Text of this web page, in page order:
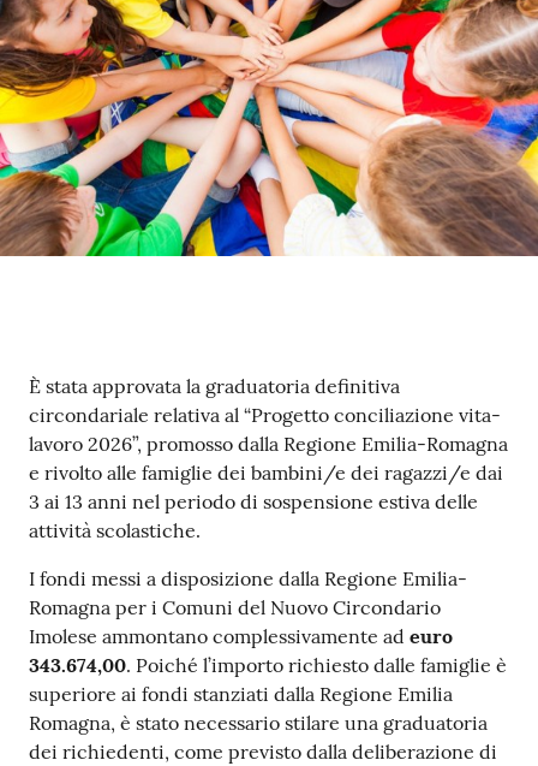
Contenuto
È stata approvata la graduatoria definitiva
circondariale relativa al “Progetto conciliazione vita-
lavoro 2026”, promosso dalla Regione Emilia-Romagna
e rivolto alle famiglie dei bambini/e dei ragazzi/e dai
3 ai 13 anni nel periodo di sospensione estiva delle
attività scolastiche.
I fondi messi a disposizione dalla Regione Emilia-
Romagna per i Comuni del Nuovo Circondario
Imolese ammontano complessivamente ad euro
343.674,00. Poiché l’importo richiesto dalle famiglie è
superiore ai fondi stanziati dalla Regione Emilia
Romagna, è stato necessario stilare una graduatoria
dei richiedenti, come previsto dalla deliberazione di